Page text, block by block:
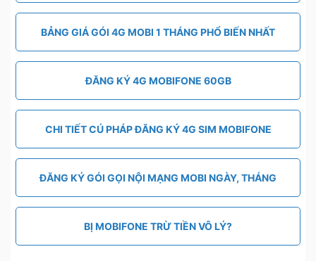
BẢNG GIÁ GÓI 4G MOBI 1 THÁNG PHỔ BIẾN NHẤT
ĐĂNG KÝ 4G MOBIFONE 60GB
CHI TIẾT CÚ PHÁP ĐĂNG KÝ 4G SIM MOBIFONE
ĐĂNG KÝ GÓI GỌI NỘI MẠNG MOBI NGÀY, THÁNG
BỊ MOBIFONE TRỪ TIỀN VÔ LÝ?